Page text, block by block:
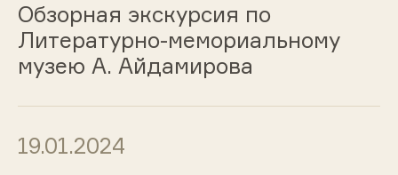
Обзорная экскурсия по
Литературно-мемориальному
музею А. Айдамирова
19.01.2024